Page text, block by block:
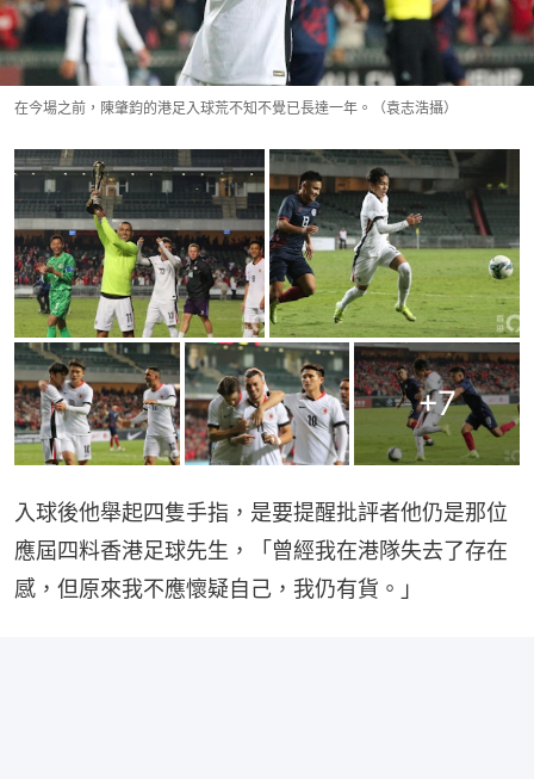
在今場之前，陳肇鈞的港足入球荒不知不覺已長達一年。（袁志浩攝）
+7
入球後他舉起四隻手指，是要提醒批評者他仍是那位
應屆四料香港足球先生，「曾經我在港隊失去了存在
感，但原來我不應懷疑自己，我仍有貨。」